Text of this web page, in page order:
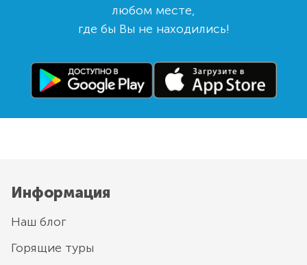
любом месте,
где бы Вы не находились!
Информация
Наш блог
Горящие туры